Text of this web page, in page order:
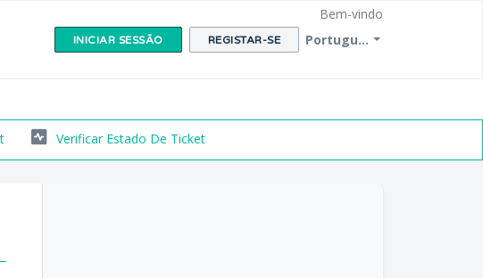
Portugu...
Bem-vindo
INICIAR SESSÃO REGISTAR-SE
Verificar Estado De Ticket